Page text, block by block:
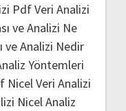
PdfVeri Analizi
ve Analizi Ne
ve Analizi Nedir
Yöntemleri
Nicel Veri Analizi
Nicel Analiz